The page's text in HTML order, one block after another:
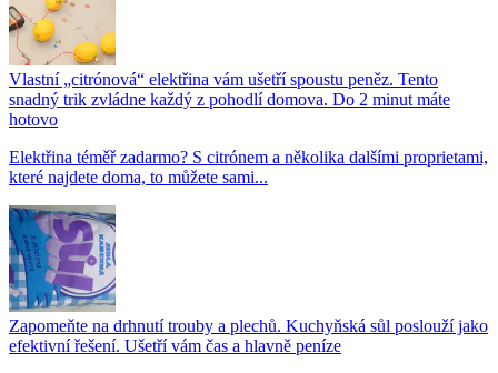
Vlastní „citrónová“ elektřina vám ušetří spoustu peněz. Tento
snadný trik zvládne každý z pohodlí domova. Do 2 minut máte
hotovo
Elektřina téměř zadarmo? S citrónem a několika dalšími proprietami,
které najdete doma, to můžete sami...
Zapomeňte na drhnutí trouby a plechů. Kuchyňská sůl poslouží jako
efektivní řešení. Ušetří vám čas a hlavně peníze